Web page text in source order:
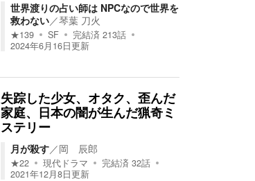
世界渡りの占い師は NPCなので世界を
救わない／琴葉 刀火
★139 SF 完結済 213話
2024年6月16日更新
失踪した少女、オタク、歪んだ
家庭、日本の闇が生んだ猟奇ミ
ステリー
月が殺す／岡 辰郎
★22 現代ドラマ 完結済 32話
2021年12月8日更新